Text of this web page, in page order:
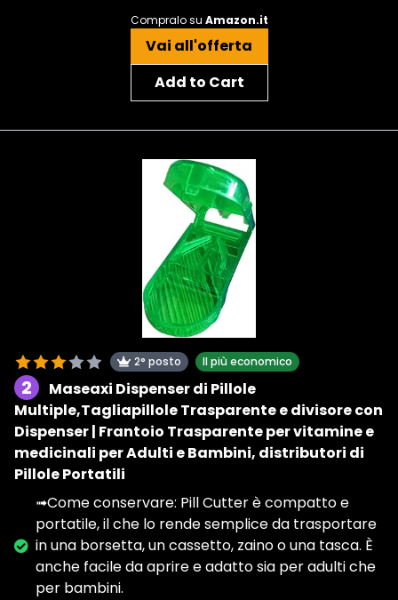
Compralo su Amazon.it
Vai all'offerta
Add to Cart
2° posto Il più economico
2
Maseaxi Dispenser di Pillole
Multiple,Tagliapillole Trasparente e divisore con
Dispenser | Frantoio Trasparente per vitamine e
medicinali per Adulti e Bambini, distributori di
Pillole Portatili
➟Come conservare: Pill Cutter è compatto e
portatile, il che lo rende semplice da trasportare
in una borsetta, un cassetto, zaino o una tasca. È
anche facile da aprire e adatto sia per adulti che
per bambini.